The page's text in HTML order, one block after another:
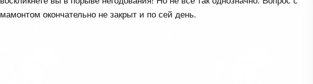
мамонтом окончательно не закрыт и по сей день.